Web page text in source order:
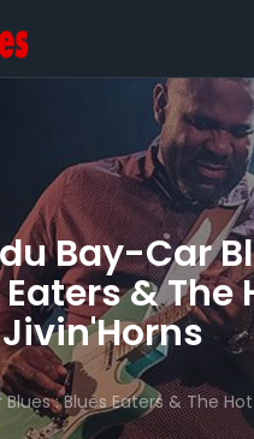
Bay-Car
& The
Jivin'Horns
: Blues Eaters & The